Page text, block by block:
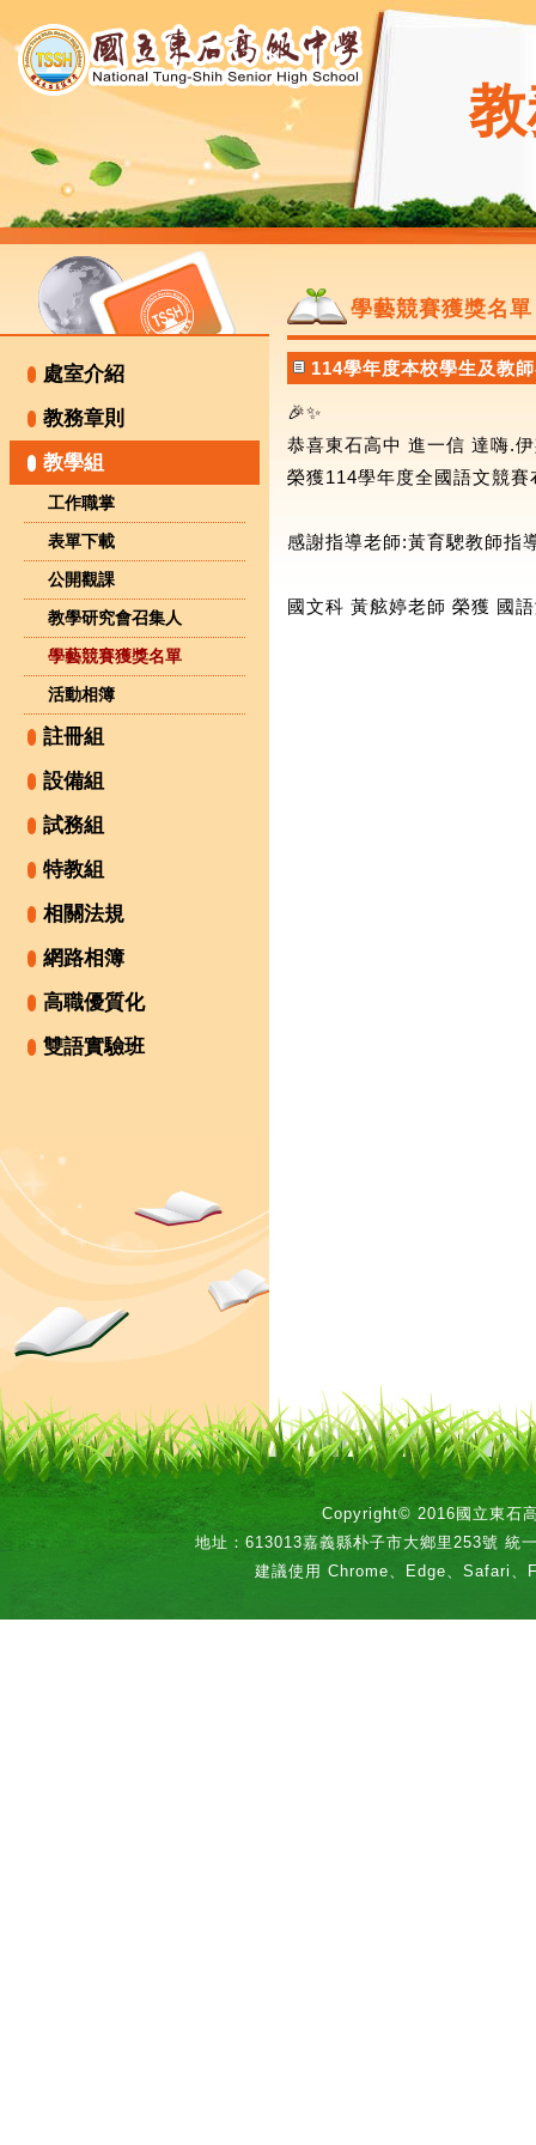
處室介紹
教務章則
教學組
工作職掌
表單下載
公開觀課
教學研究會召集人
學藝競賽獲獎名單
活動相簿
註冊組
設備組
試務組
特教組
相關法規
網路相簿
高職優質化
雙語實驗班
學藝競賽獲獎名單
114學年度本校學生及教
🎉✨
恭喜東石高中 進一信 達嗨.
榮獲114學年度全國語文競
感謝指導老師:黃育驄教師指
國文科 黃舷婷老師 榮獲 國
Copyright© 2016國立東石
地址：613013嘉義縣朴子市大鄉里253號 統
建議使用 Chrome、Edge、Safari